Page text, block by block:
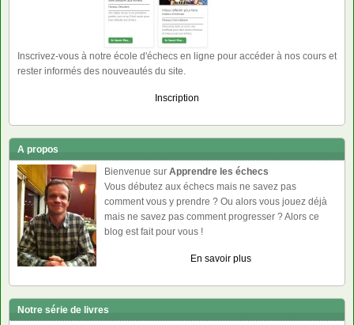
Inscrivez-vous à notre école d'échecs en ligne pour accéder à nos cours et
rester informés des nouveautés du site.
Inscription
A propos
Bienvenue sur Apprendre les échecs
Vous débutez aux échecs mais ne savez pas
comment vous y prendre ? Ou alors vous jouez déjà
mais ne savez pas comment progresser ? Alors ce
blog est fait pour vous !
En savoir plus
Notre série de livres